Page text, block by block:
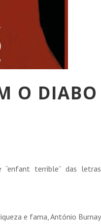
O DIABO
“enfant terrible” das letras
e fama, António Burnay